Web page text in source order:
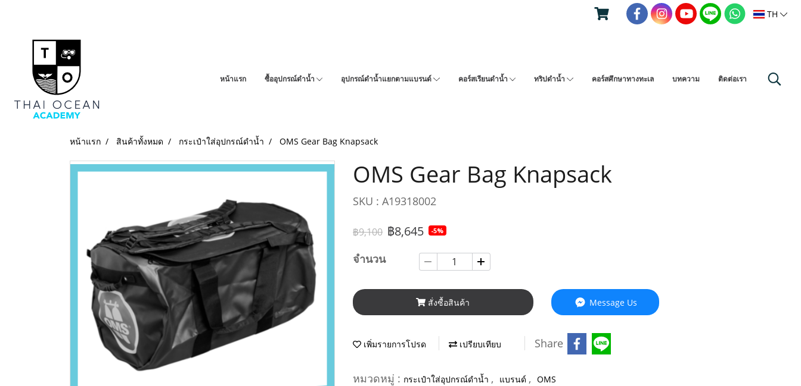
TH
หน้าแรก ซื้ออุปกรณ์ดำน้ำ อุปกรณ์ดำน้ำแยกตามแบรนด์ คอร์สเรียนดำน้ำ ทริปดำน้ำ คอร์สศึกษาทางทะเล บทความ ติดต่อเรา
หน้าแรก สินค้าทั้งหมด กระเป๋าใส่อุปกรณ์ดำน้ำ OMS Gear Bag Knapsack
OMS Gear Bag Knapsack
SKU : A19318002
฿9,100 ฿8,645 -5%
จำนวน
สั่งซื้อสินค้า Message Us
เพิ่มรายการโปรด เปรียบเทียบ Share
หมวดหมู่ : กระเป๋าใส่อุปกรณ์ดำน้ำ , แบรนด์ , OMS